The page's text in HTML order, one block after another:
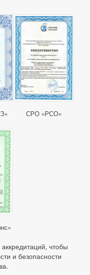
СРО «РСО»
чтобы
и безопасности